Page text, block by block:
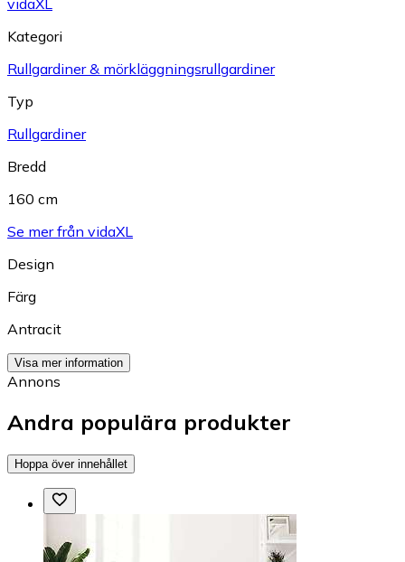
Kategori
Rullgardiner & mörkläggningsrullgardiner
Typ
Rullgardiner
Bredd
160 cm
Se mer från vidaXL
Design
Färg
Antracit
Visa mer information
Annons
Andra populära produkter
Hoppa över innehållet